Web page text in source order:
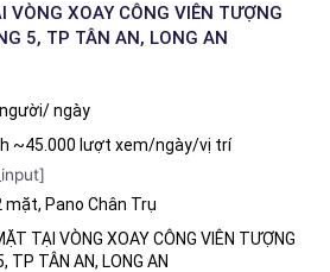
VÒNG XOAY CÔNG VIÊN TƯỢNG
5, TP TÂN AN, LONG AN
ngày
~45.000 lượt xem/ngày/vị trí
mặt, Pano Chân Trụ
TẠI VÒNG XOAY CÔNG VIÊN TƯỢNG
TP TÂN AN, LONG AN